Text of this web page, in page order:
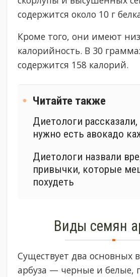
содержится около 10 г
Кроме того, они имеют
калорийность. В 30
содержится 158 калорий.
Читайте также
Диетологи
нужно есть авокадо
Диетологи назвали
привычки, которые
похудеть
Виды семян
Существует два основных
арбуза — черные и белые,